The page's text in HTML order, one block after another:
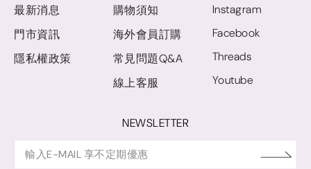
最新消息
門市資訊
隱私權政策
購物須知
海外會員訂購
常見問題Q&A
線上客服
Instagram
Facebook
Threads
Youtube
NEWSLETTER